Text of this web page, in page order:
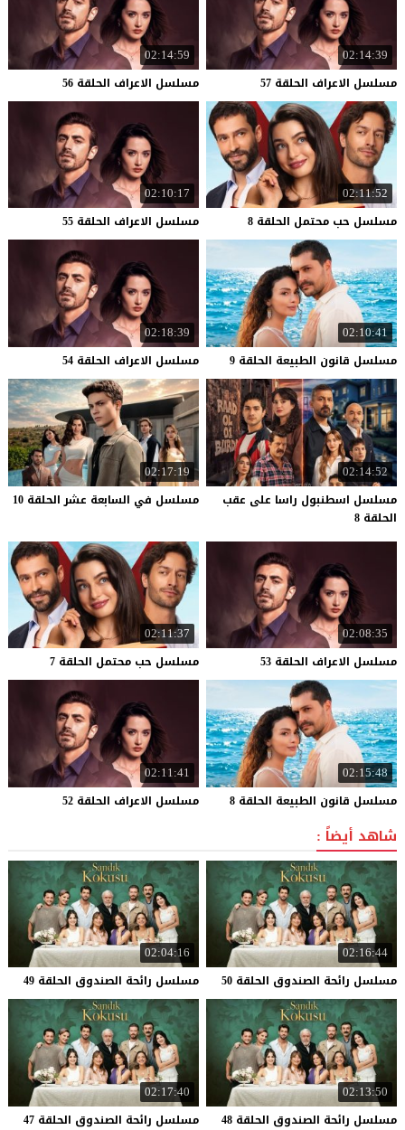
02:14:39
مسلسل الاعراف الحلقة 57
02:14:59
مسلسل الاعراف الحلقة 56
02:11:52
مسلسل حب محتمل الحلقة 8
02:10:17
مسلسل الاعراف الحلقة 55
02:10:41
مسلسل قانون الطبيعة الحلقة 9
02:18:39
مسلسل الاعراف الحلقة 54
02:14:52
مسلسل اسطنبول راسا على عقب
الحلقة 8
02:17:19
مسلسل في السابعة عشر الحلقة 10
02:08:35
مسلسل الاعراف الحلقة 53
02:11:37
مسلسل حب محتمل الحلقة 7
02:15:48
مسلسل قانون الطبيعة الحلقة 8
02:11:41
مسلسل الاعراف الحلقة 52
شاهد أيضاً :
02:16:44
مسلسل رائحة الصندوق الحلقة 50
02:04:16
مسلسل رائحة الصندوق الحلقة 49
02:13:50
مسلسل رائحة الصندوق الحلقة 48
02:17:40
مسلسل رائحة الصندوق الحلقة 47